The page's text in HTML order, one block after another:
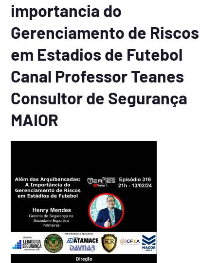
importancia do
Gerenciamento de Riscos
em Estadios de Futebol
Canal Professor Teanes
Consultor de Segurança
MAIOR